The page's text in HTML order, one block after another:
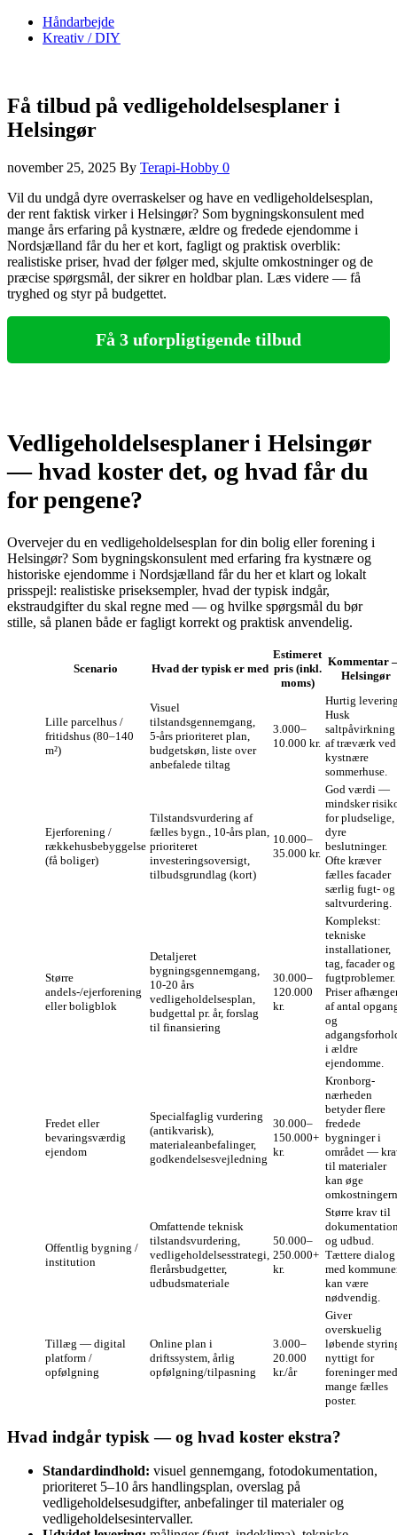
Håndarbejde
Kreativ / DIY
Få tilbud på vedligeholdelsesplaner i
Helsingør
november 25, 2025 By Terapi-Hobby 0
Vil du undgå dyre overraskelser og have en vedligeholdelsesplan,
der rent faktisk virker i Helsingør? Som bygningskonsulent med
mange års erfaring på kystnære, ældre og fredede ejendomme i
Nordsjælland får du her et kort, fagligt og praktisk overblik:
realistiske priser, hvad der følger med, skjulte omkostninger og de
præcise spørgsmål, der sikrer en holdbar plan. Læs videre — få
tryghed og styr på budgettet.
Få 3 uforpligtigende tilbud
Vedligeholdelsesplaner i Helsingør
— hvad koster det, og hvad får du
for pengene?
Overvejer du en vedligeholdelsesplan for din bolig eller forening i
Helsingør? Som bygningskonsulent med erfaring fra kystnære og
historiske ejendomme i Nordsjælland får du her et klart og lokalt
prisspejl: realistiske priseksempler, hvad der typisk indgår,
ekstraudgifter du skal regne med — og hvilke spørgsmål du bør
stille, så planen både er fagligt korrekt og praktisk anvendelig.
Scenario Hvad der typisk er med
Estimeret
pris (inkl.
moms)
Kommentar
Helsingør
Lille parcelhus /
fritidshus (80–140
m²)
Visuel
tilstandsgennemgang,
5‑års prioriteret plan,
budgetskøn, liste over
anbefalede tiltag
3.000–
10.000 kr.
Hurtig
Husk
saltpåvirkning
af træværk ved
kystnære
sommerhuse.
Ejerforening /
rækkehusbebyggelse
(få boliger)
Tilstandsvurdering af
fælles bygn., 10‑års plan,
prioriteret
investeringsoversigt,
tilbudsgrundlag (kort)
10.000–
35.000 kr.
God værdi —
mindsker
for pludselige,
dyre
beslutninger.
Ofte kræver
fælles facader
særlig fugt- og
saltvurdering.
Større
andels-/ejerforening
eller boligblok
Detaljeret
bygningsgennemgang,
10‑20 års
vedligeholdelsesplan,
budgettal pr. år, forslag
til finansiering
30.000–
120.000
kr.
Komplekst:
tekniske
installationer,
tag, facader og
fugtproblemer.
Priser
af antal
og
i ældre
ejendomme.
Fredet eller
bevaringsværdig
ejendom
Specialfaglig vurdering
(antikvarisk),
materialeanbefalinger,
godkendelsesvejledning
30.000–
150.000+
kr.
Kronborg-
nærheden
betyder flere
fredede
bygninger i
området —
til materialer
kan øge
Offentlig bygning /
institution
Omfattende teknisk
tilstandsvurdering,
vedligeholdelsesstrategi,
flerårsbudgetter,
udbudsmateriale
50.000–
250.000+
kr.
Større krav til
og udbud.
Tættere dialog
med
kan være
nødvendig.
Tillæg — digital
platform /
opfølgning
Online plan i
driftssystem, årlig
opfølgning/tilpasning
3.000–
20.000
kr./år
Giver
overskuelig
løbende
nyttigt for
foreninger med
mange fælles
poster.
Hvad indgår typisk — og hvad koster ekstra?
Standardindhold: visuel gennemgang, fotodokumentation,
prioriteret 5–10 års handlingsplan, overslag på
vedligeholdelsesudgifter, anbefalinger til materialer og
vedligeholdelsesintervaller.